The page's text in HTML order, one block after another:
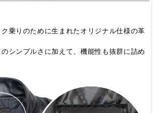
乗りのために生まれたオリジナル仕様の革
シンプルさに加えて、機能性も抜群に詰め